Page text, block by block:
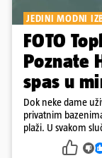
JEDINI MODNI
FOTO
Poznate
spas u
Dok neke dame
privatnim
plaži. U svakom